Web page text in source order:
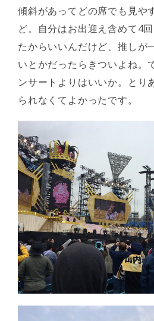
傾斜があってどの席でも見や
ど。自分はお出迎え含めて4
たからいいんだけど、推しが
いとかだったらきついよね。
ンサートよりはいいか。とり
られなくてよかったです。